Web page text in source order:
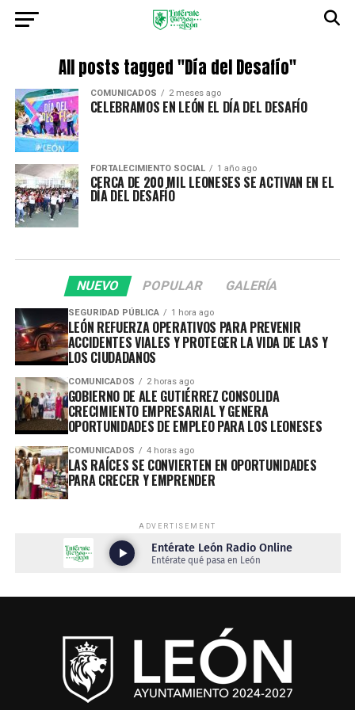
All posts tagged "Día del Desafío"
COMUNICADOS 2 meses ago
CELEBRAMOS EN LEÓN EL DÍA DEL DESAFÍO
FORTALECIMIENTO SOCIAL 1 año ago
CERCA DE 200 MIL LEONESES SE ACTIVAN EN EL
DÍA DEL DESAFÍO
NUEVO POPULAR GALERÍA
SEGURIDAD PÚBLICA 1 hora ago
LEÓN REFUERZA OPERATIVOS PARA PREVENIR
ACCIDENTES VIALES Y PROTEGER LA VIDA DE LAS Y
LOS CIUDADANOS
COMUNICADOS 2 horas ago
GOBIERNO DE ALE GUTIÉRREZ CONSOLIDA
CRECIMIENTO EMPRESARIAL Y GENERA
OPORTUNIDADES DE EMPLEO PARA LOS LEONESES
COMUNICADOS 4 horas ago
LAS RAÍCES SE CONVIERTEN EN OPORTUNIDADES
PARA CRECER Y EMPRENDER
ADVERTISEMENT